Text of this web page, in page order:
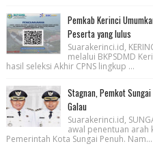
Pemkab Kerinci
Peserta yang lulus
Suarakerinci.id,
melalui BKPSDMD
hasil seleksi Akhir CPNS lingkup ...
Stagnan, Pemkot
Galau
Suarakerinci.id,
awal penentuan
Pemerintah Kota Sungai Penuh. Nam...